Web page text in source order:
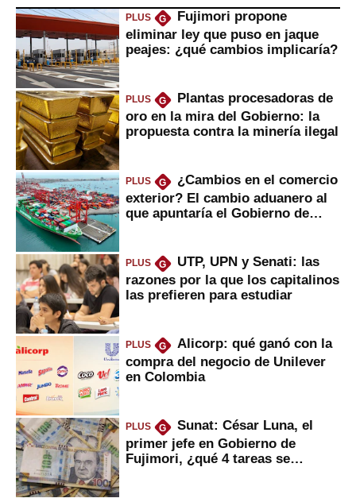
PLUS G
Fujimori propone
eliminar ley que puso en jaque
peajes: ¿qué cambios implicaría?
PLUS G
Plantas procesadoras de
oro en la mira del Gobierno: la
propuesta contra la minería ilegal
PLUS G
¿Cambios en el comercio
exterior? El cambio aduanero al
que apuntaría el Gobierno de
PLUS G
UTP, UPN y Senati: las
razones por la que los capitalinos
las prefieren para estudiar
PLUS G
Alicorp: qué ganó con la
compra del negocio de Unilever
en Colombia
PLUS G
Sunat: César Luna, el
primer jefe en Gobierno de
Fujimori, ¿qué 4 tareas se